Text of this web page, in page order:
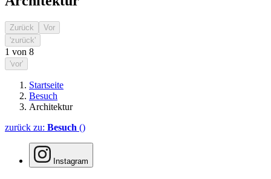
Zurück
Vor
'zurück'
1 von 8
'vor'
Startseite
Besuch
Architektur
zurück zu: Besuch ()
Instagram